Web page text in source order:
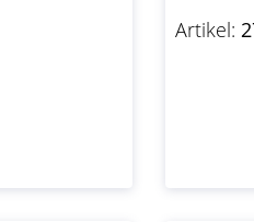
Artikel: